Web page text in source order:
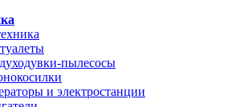
пылесосы
и электростанции